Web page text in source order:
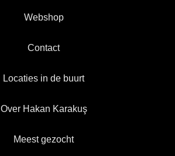
Webshop
Contact
Locaties in de buurt
Over Hakan Karakuş
Meest gezocht